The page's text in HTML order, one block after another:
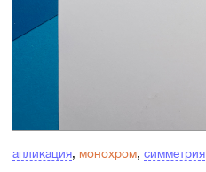
апликация, монохром, симметрия